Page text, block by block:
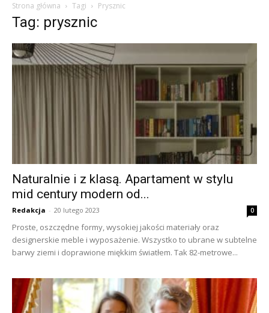
Strona główna Tagi Prysznic
Tag: prysznic
Naturalnie i z klasą. Apartament w stylu
mid century modern od...
Redakcja - 20 lutego 2023 0
Proste, oszczędne formy, wysokiej jakości materiały oraz
designerskie meble i wyposażenie. Wszystko to ubrane w subtelne
barwy ziemi i doprawione miękkim światłem. Tak 82-metrowe...